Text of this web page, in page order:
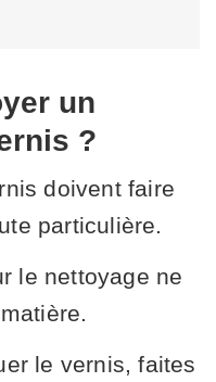
un
?
doivent faire
particulière.
le nettoyage ne
le vernis, faites